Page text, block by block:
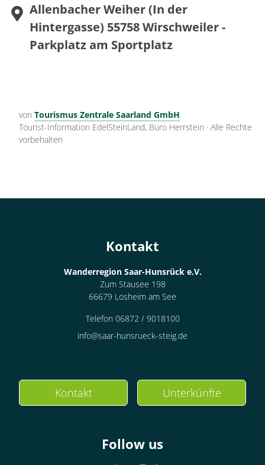
Allenbacher Weiher (In der
Hintergasse) 55758 Wirschweiler -
Parkplatz am Sportplatz
von Tourismus Zentrale Saarland GmbH
Tourist-Information EdelSteinLand, Büro Herrstein · Alle Rechte
vorbehalten
Kontakt
Wanderregion Saar-Hunsrück e.V.
Zum Stausee 198
66679 Losheim am See
Telefon 06872 / 9018100
info@saar-hunsrueck-steig.de
Kontakt Unterkünfte
Follow us